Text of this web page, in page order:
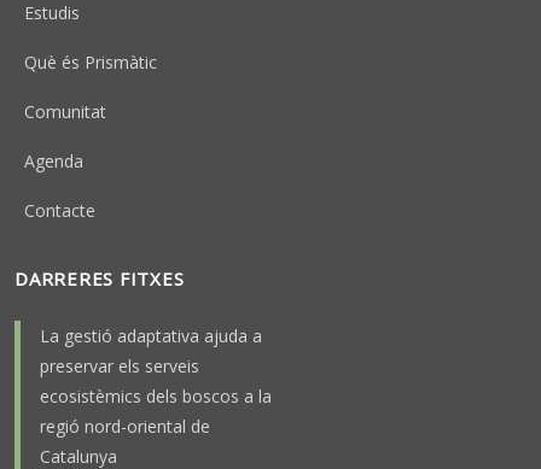
Estudis
Què és Prismàtic
Comunitat
Agenda
Contacte
DARRERES FITXES
La gestió adaptativa ajuda a
preservar els serveis
ecosistèmics dels boscos a la
regió nord-oriental de
Catalunya